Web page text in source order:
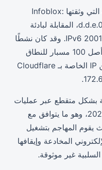
كانت الضربة الأولى هي المنطقة التي وثقتها Infoblox:
d.d.e.0.6.3.0.0.7.4.0.1.0.0.2.ip6.arpa، المقابلة لبادئة
إعصار إلكتريك IPv6 2001:470:63 d: :/48. وقد كان نشطًا
أثناء الفحص، حيث قام 100 من أصل 100 مسبار للنطاق
الفرعي بإرجاع سجلات A لعناوين IP الخاصة بـ Cloudflare
بشكل متقطع عبر عمليات
المسح المتعددة في 12 مارس 2026، وهو ما يتوافق مع
يقوم المهاجم بتشغيل
المخادعة وإيقافها
غير موثوقة.